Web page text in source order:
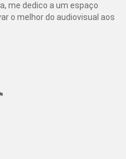
me dedico a um espaço
o melhor do audiovisual aos